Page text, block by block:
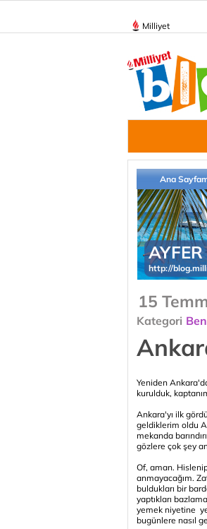
Milliyet
Ana
http://
15
Kategori
Yeniden
kurulduk,
Ankara'yı ilk
geldiklerim oldu
mekanda
gözlere çok şey
Of, aman.
anmayacağım.
buldukları bir
yaptıkları
yemek niyetine
bugünlere nasıl